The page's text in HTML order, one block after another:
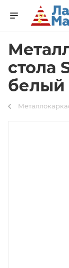
стола
белый